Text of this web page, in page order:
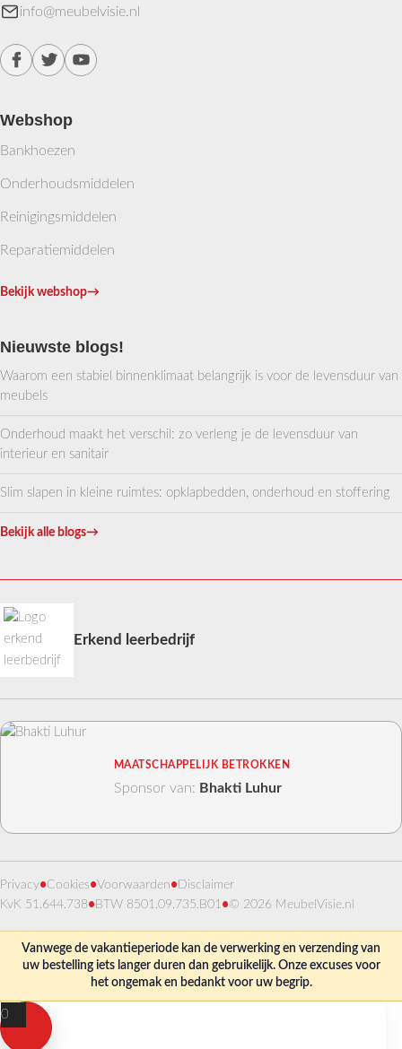
info@meubelvisie.nl
Webshop
Bankhoezen
Onderhoudsmiddelen
Reinigingsmiddelen
Reparatiemiddelen
Bekijk webshop→
Nieuwste blogs!
Waarom een stabiel binnenklimaat belangrijk is voor de levensduur van
meubels
Onderhoud maakt het verschil: zo verleng je de levensduur van
interieur en sanitair
Slim slapen in kleine ruimtes: opklapbedden, onderhoud en stoffering
Bekijk alle blogs→
Erkend leerbedrijf
MAATSCHAPPELIJK BETROKKEN
Sponsor van: Bhakti Luhur
Privacy•Cookies•Voorwaarden• Disclaimer
KvK 51.644.738• BTW 8501.09.735.B01 •© 2026 MeubelVisie.nl
Vanwege de vakantieperiode kan de verwerking en verzending van
uw bestelling iets langer duren dan gebruikelijk. Onze excuses voor
het ongemak en bedankt voor uw begrip.
0